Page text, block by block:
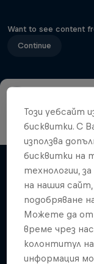
Want to see content
Continue
Info Duels
Филми и
The life of
Свързани
Този уебсайт
бисквитки. С
използва
бисквитки на
технологии,
на нашия сайт,
подобряване
Можете да
време чрез
колонтитул
информация